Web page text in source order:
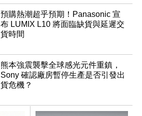
預購熱潮超乎預期！Panasonic 宣
布 LUMIX L10 將面臨缺貨與延遲交
貨時間
熊本強震襲擊全球感光元件重鎮，
Sony 確認廠房暫停生產是否引發出
貨危機？